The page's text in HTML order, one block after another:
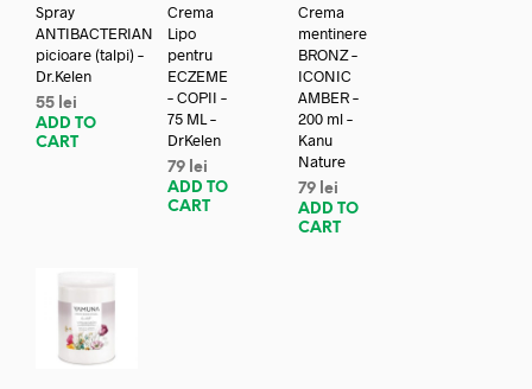
Spray
ANTIBACTERIAN
picioare (talpi) –
Dr.Kelen
55 lei
ADD TO
CART
Crema
Lipo
pentru
ECZEME
– COPII –
75 ML –
DrKelen
79 lei
ADD TO
CART
Crema
mentinere
BRONZ –
ICONIC
AMBER –
200 ml –
Kanu
Nature
79 lei
ADD TO
CART